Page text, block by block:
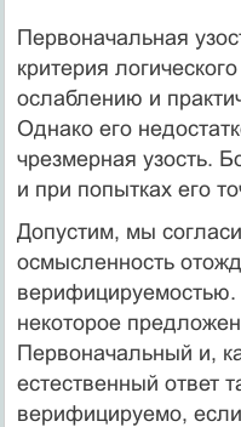
Первоначальная
критерия
ослаблению и
Однако его
чрезмерная узость.
и при попытках его
Допустим, мы
осмысленность
верифицируемостью.
некоторое
Первоначальный и,
естественный ответ
верифицируемо,